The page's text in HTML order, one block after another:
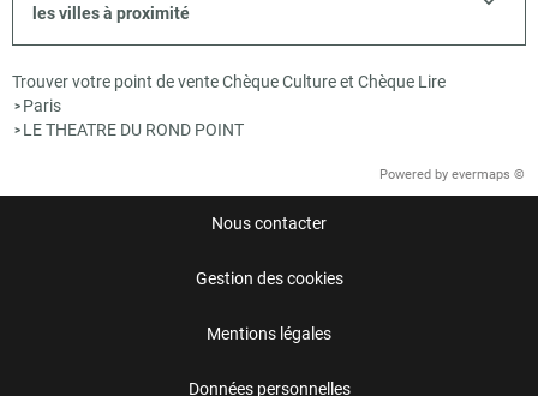
les villes à proximité
Trouver votre point de vente Chèque Culture et Chèque Lire
> Paris
> LE THEATRE DU ROND POINT
Powered by evermaps ©
Nous contacter
Gestion des cookies
Mentions légales
Données personnelles